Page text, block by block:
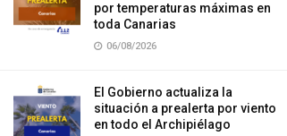
por temperaturas máximas en
toda Canarias
06/08/2026
El Gobierno actualiza la
situación a prealerta por viento
en todo el Archipiélago